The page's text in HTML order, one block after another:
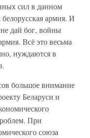
сил в данном
белорусская армия. И
дай бог, войны
Всё это весьма
нуждаются в
большое внимание
Беларуси и
При
союза